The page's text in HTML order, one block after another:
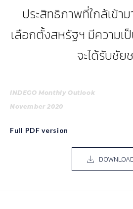
ประสิทธิภาพที่ใกล้เข้า
เลือกตั้งสหรัฐฯ มีความเ
จะได้รับชัย
INDEGO Monthly Outlook
November 2020
Full PDF version